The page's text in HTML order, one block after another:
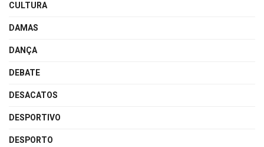
CULTURA
DAMAS
DANÇA
DEBATE
DESACATOS
DESPORTIVO
DESPORTO